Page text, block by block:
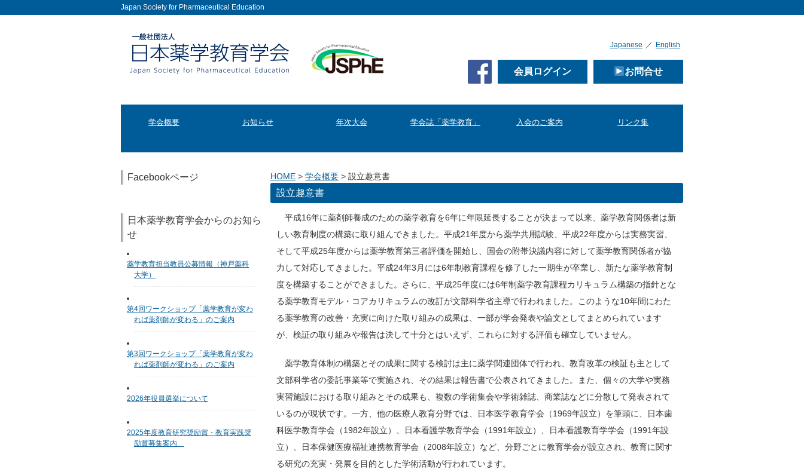
Japan Society for Pharmaceutical Education
Japanese ／ English
会員ログイン お問合せ
学会概要 お知らせ 年次大会 学会誌「薬学教育」 入会のご案内 リンク集
HOME > 学会概要 > 設立趣意書
設立趣意書
平成16年に薬剤師養成のための薬学教育を6年に年限延長することが決まって以来、薬学教育関係者は新
しい教育制度の構築に取り組んできました。平成21年度から薬学共用試験、平成22年度からは実務実習、
そして平成25年度からは薬学教育第三者評価を開始し、国会の附帯決議内容に対して薬学教育関係者が協
力して対応してきました。平成24年3月には6年制教育課程を修了した一期生が卒業し、新たな薬学教育制
度を構築することができました。さらに、平成25年度には6年制薬学教育課程カリキュラム構築の指針とな
る薬学教育モデル・コアカリキュラムの改訂が文部科学省主導で行われました。このような10年間にわた
る薬学教育の改善・充実に向けた取り組みの成果は、一部が学会発表や論文としてまとめられています
が、検証の取り組みや報告は決して十分とはいえず、これらに対する評価も確立していません。
薬学教育体制の構築とその成果に関する検討は主に薬学関連団体で行われ、教育改革の検証も主として
文部科学省の委託事業等で実施され、その結果は報告書で公表されてきました。また、個々の大学や実務
実習施設における取り組みとその成果も、複数の学術集会や学術雑誌、商業誌などに分散して発表されて
いるのが現状です。一方、他の医療人教育分野では、日本医学教育学会（1969年設立）を筆頭に、日本歯
科医学教育学会（1982年設立）、日本看護学教育学会（1991年設立）、日本看護教育学学会（1991年設
立）、日本保健医療福祉連携教育学会（2008年設立）など、分野ごとに教育学会が設立され、教育に関す
る研究の充実・発展を目的とした学術活動が行われています。
Facebookページ
日本薬学教育学会からのお知ら
せ
薬学教育担当教員公募情報（神戸薬科
大学）
第4回ワークショップ「薬学教育が変わ
れば薬剤師が変わる」のご案内
第3回ワークショップ「薬学教育が変わ
れば薬剤師が変わる」のご案内
2026年役員選挙について
2025年度教育研究奨励賞・教育実践奨
励賞募集案内